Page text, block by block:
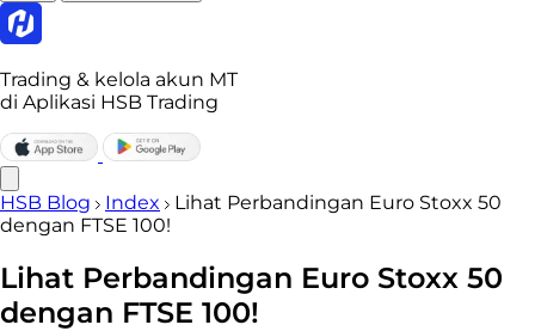
Trading & kelola akun MT
di Aplikasi HSB Trading
HSB Blog Index
Lihat Perbandingan Euro Stoxx 50
dengan FTSE 100!
Lihat Perbandingan Euro Stoxx 50
dengan FTSE 100!